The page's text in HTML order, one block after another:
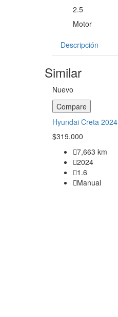
2.5
Motor
Descripción
Similar
Nuevo
Compare
Hyundai Creta
$319,000
7,663 km
2024
1.6
Manual